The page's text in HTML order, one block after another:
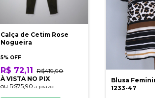
Calça de Cetim Rose
Nogueira
5% OFF
R$ 72,11 R$419,90
À VISTA NO PIX
ou R$75,90a prazo
Blusa
1233-47